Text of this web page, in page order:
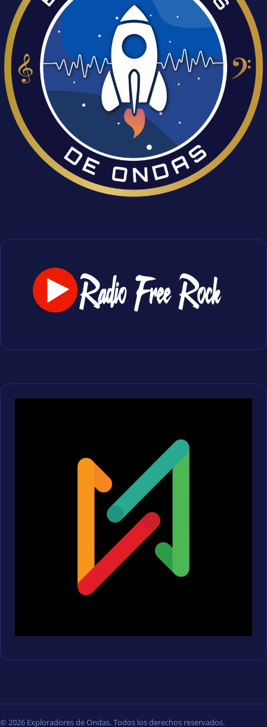
© 2026 Exploradores de Ondas. Todos los derechos reservados.